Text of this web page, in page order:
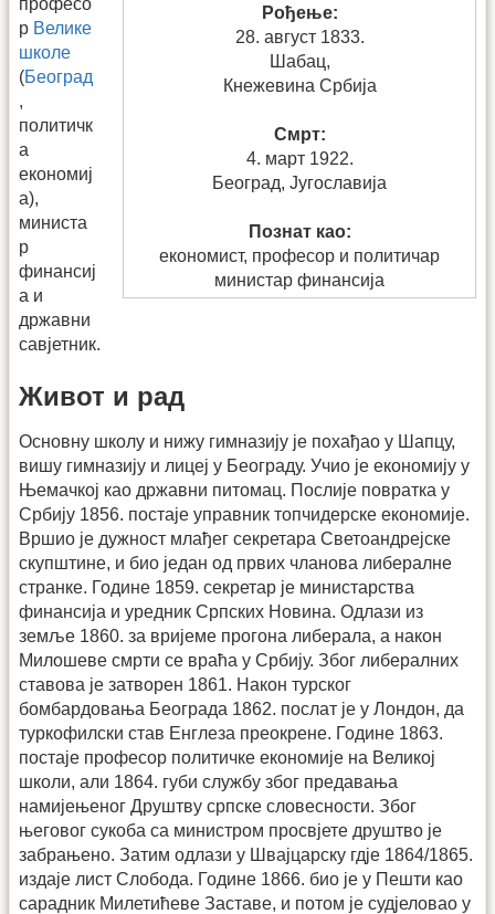
Рођење:
28. август 1833.
Шабац,
Кнежевина Србија
Смрт:
4. март 1922.
Београд, Југославија
Познат као:
економист, професор и политичар
министар финансија
р Велике
школе
(Београд
,
политичк
а
економиј
а),
министа
р
финансиј
а и
државни
савјетник.
Живот и рад
Основну школу и нижу гимназију је похађао у Шапцу,
вишу гимназију и лицеј у Београду. Учио је економију у
Њемачкој као државни питомац. Послије повратка у
Србију 1856. постаје управник топчидерске економије.
Вршио је дужност млађег секретара Светоандрејске
скупштине, и био један од првих чланова либералне
странке. Године 1859. секретар је министарства
финансија и уредник Српских Новина. Одлази из
земље 1860. за вријеме прогона либерала, а након
Милошеве смрти се враћа у Србију. Због либералних
ставова је затворен 1861. Након турског
бомбардовања Београда 1862. послат је у Лондон, да
туркофилски став Енглеза преокрене. Године 1863.
постаје професор политичке економије на Великој
школи, али 1864. губи службу због предавања
намијењеног Друштву српске словесности. Због
његовог сукоба са министром просвјете друштво је
забрањено. Затим одлази у Швајцарску гдје 1864/1865.
издаје лист Слобода. Године 1866. био је у Пешти као
сарадник Милетићеве Заставе, и потом је судјеловао у